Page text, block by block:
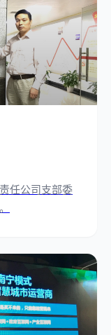
任公司支部委